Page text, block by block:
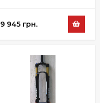
9 945 грн.